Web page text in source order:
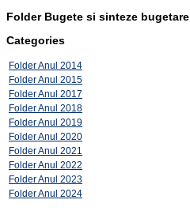
Folder Bugete si sinteze bugetare
Categories
FolderAnul 2014
FolderAnul 2015
FolderAnul 2017
FolderAnul 2018
FolderAnul 2019
FolderAnul 2020
FolderAnul 2021
FolderAnul 2022
FolderAnul 2023
FolderAnul 2024